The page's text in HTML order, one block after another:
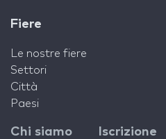
Fiere
Le nostre fiere
Settori
Città
Paesi
Chi siamo Iscrizione